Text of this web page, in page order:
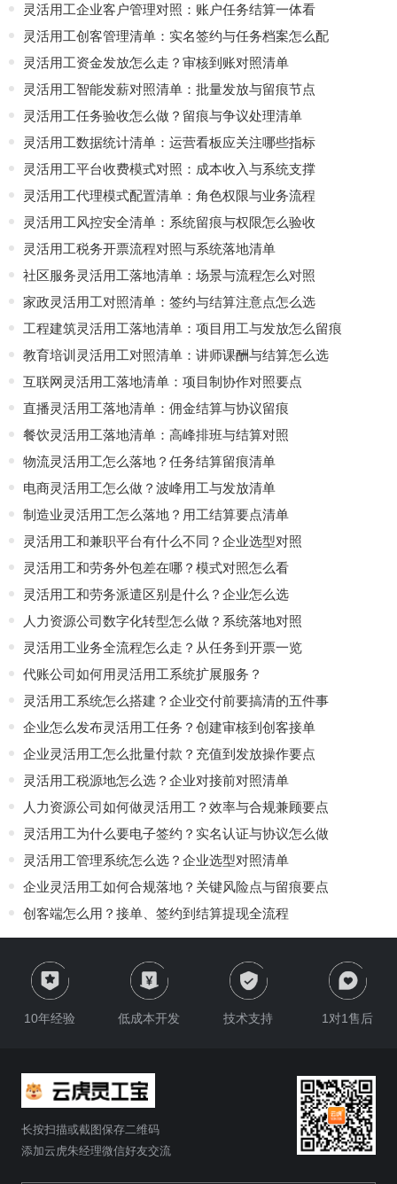
灵活用工企业客户管理对照：账户任务结算一体看
灵活用工创客管理清单：实名签约与任务档案怎么配
灵活用工资金发放怎么走？审核到账对照清单
灵活用工智能发薪对照清单：批量发放与留痕节点
灵活用工任务验收怎么做？留痕与争议处理清单
灵活用工数据统计清单：运营看板应关注哪些指标
灵活用工平台收费模式对照：成本收入与系统支撑
灵活用工代理模式配置清单：角色权限与业务流程
灵活用工风控安全清单：系统留痕与权限怎么验收
灵活用工税务开票流程对照与系统落地清单
社区服务灵活用工落地清单：场景与流程怎么对照
家政灵活用工对照清单：签约与结算注意点怎么选
工程建筑灵活用工落地清单：项目用工与发放怎么留痕
教育培训灵活用工对照清单：讲师课酬与结算怎么选
互联网灵活用工落地清单：项目制协作对照要点
直播灵活用工落地清单：佣金结算与协议留痕
餐饮灵活用工落地清单：高峰排班与结算对照
物流灵活用工怎么落地？任务结算留痕清单
电商灵活用工怎么做？波峰用工与发放清单
制造业灵活用工怎么落地？用工结算要点清单
灵活用工和兼职平台有什么不同？企业选型对照
灵活用工和劳务外包差在哪？模式对照怎么看
灵活用工和劳务派遣区别是什么？企业怎么选
人力资源公司数字化转型怎么做？系统落地对照
灵活用工业务全流程怎么走？从任务到开票一览
代账公司如何用灵活用工系统扩展服务？
灵活用工系统怎么搭建？企业交付前要搞清的五件事
企业怎么发布灵活用工任务？创建审核到创客接单
企业灵活用工怎么批量付款？充值到发放操作要点
灵活用工税源地怎么选？企业对接前对照清单
人力资源公司如何做灵活用工？效率与合规兼顾要点
灵活用工为什么要电子签约？实名认证与协议怎么做
灵活用工管理系统怎么选？企业选型对照清单
企业灵活用工如何合规落地？关键风险点与留痕要点
创客端怎么用？接单、签约到结算提现全流程
10年经验 低成本开发 技术支持 1对1售后
长按扫描或截图保存二维码
添加云虎朱经理微信好友交流